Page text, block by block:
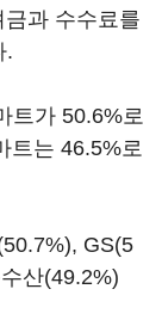
과 수수료를
.
트가 50.6%로
트는 46.5%로
GS(5
산(49.2%)